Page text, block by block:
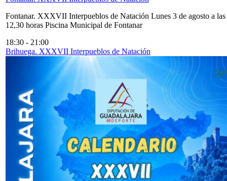
Fontanar. XXXVII Interpueblos de Natación Lunes 3 de agosto a las
12,30 horas Piscina Municipal de Fontanar
18:30 - 21:00
Brihuega. XXXVII Interpueblos de Natación